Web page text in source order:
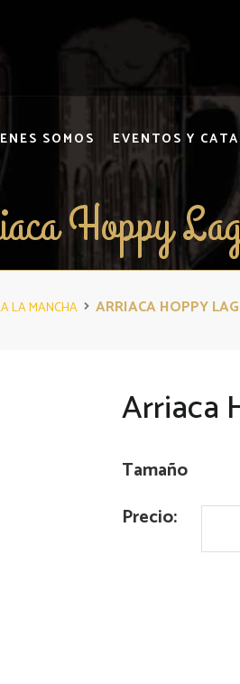
SOMOS EVENTOS Y
Hoppy
LA MANCHA ARRIACA HOPPY
Arriaca
Tamaño
Precio: